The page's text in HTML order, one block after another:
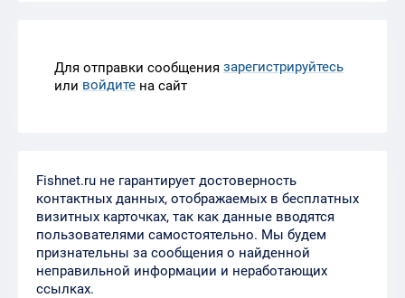
Для отправки сообщения зарегистрируйтесь
или войдите на сайт
Fishnet.ru не гарантирует достоверность
контактных данных, отображаемых в бесплатных
визитных карточках, так как данные вводятся
пользователями самостоятельно. Мы будем
признательны за сообщения о найденной
неправильной информации и неработающих
ссылках.